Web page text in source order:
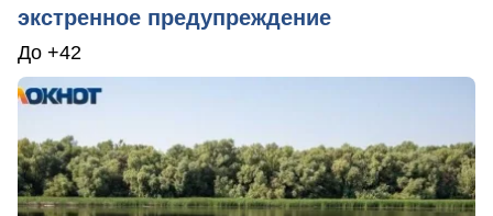
экстренное предупреждение
До +42